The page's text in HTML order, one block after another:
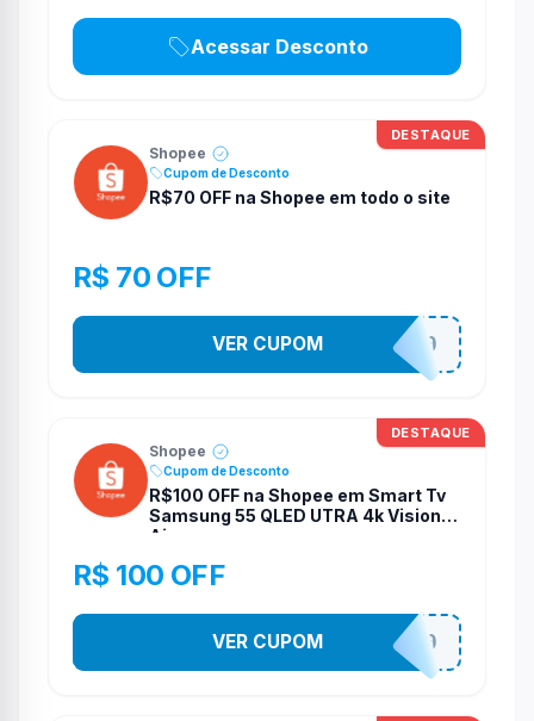
Acessar Desconto
DESTAQUE
Shopee
Cupom de Desconto
R$70 OFF na Shopee em todo o site
R$ 70 OFF
S4B4D070
VER CUPOM
DESTAQUE
Shopee
Cupom de Desconto
R$100 OFF na Shopee em Smart Tv
Samsung 55 QLED UTRA 4k Vision
Ai
R$ 100 OFF
TV100
VER CUPOM